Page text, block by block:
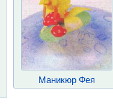
Маникюр Фея